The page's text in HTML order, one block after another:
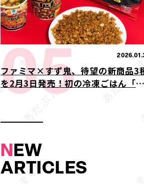
ファミマ×すず鬼、待望の新商品3
を2月3日発売！初の冷凍ごはん「
タ満メシ」が登場
05
NEW
ARTICLES